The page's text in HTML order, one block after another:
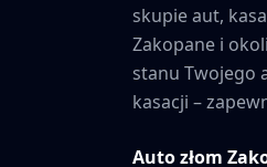
skupie aut,
Zakopane i
stanu Twojego
kasacji –
Auto złom